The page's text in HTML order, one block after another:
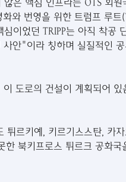
은 핵심 인프라는 OTS 회
와 번영을 위한 트럼프 루트
이었던 TRIPP는 아직 착공
안"이라 칭하며 실질적인
도로의 건설이 계획되어
르키예, 키르기스스탄, 카
북키프로스 튀르크 공화국